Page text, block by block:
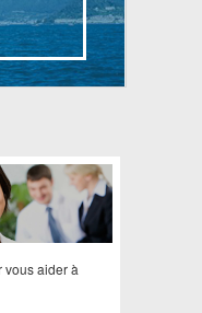
vous aider à